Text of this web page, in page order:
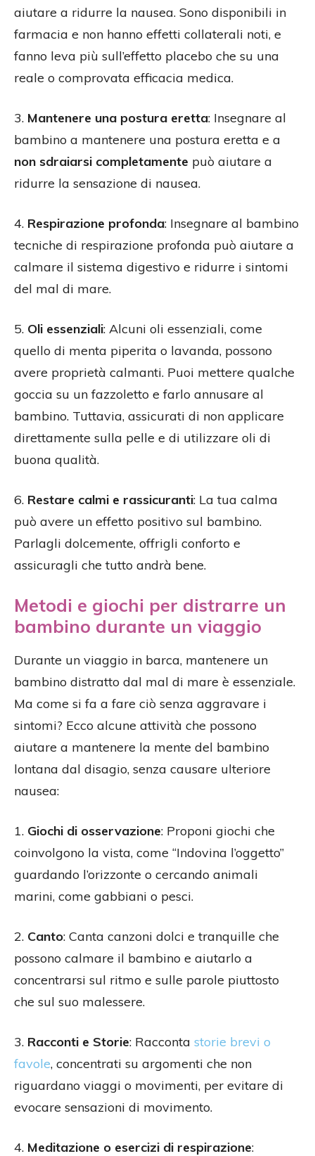
aiutare a ridurre la nausea. Sono disponibili in
farmacia e non hanno effetti collaterali noti, e
fanno leva più sull’effetto placebo che su una
reale o comprovata efficacia medica.
3. Mantenere una postura eretta: Insegnare al
bambino a mantenere una postura eretta e a
non sdraiarsi completamente può aiutare a
ridurre la sensazione di nausea.
4. Respirazione profonda: Insegnare al bambino
tecniche di respirazione profonda può aiutare a
calmare il sistema digestivo e ridurre i sintomi
del mal di mare.
5. Oli essenziali: Alcuni oli essenziali, come
quello di menta piperita o lavanda, possono
avere proprietà calmanti. Puoi mettere qualche
goccia su un fazzoletto e farlo annusare al
bambino. Tuttavia, assicurati di non applicare
direttamente sulla pelle e di utilizzare oli di
buona qualità.
6. Restare calmi e rassicuranti: La tua calma
può avere un effetto positivo sul bambino.
Parlagli dolcemente, offrigli conforto e
assicuragli che tutto andrà bene.
Metodi e giochi per distrarre un
bambino durante un viaggio
Durante un viaggio in barca, mantenere un
bambino distratto dal mal di mare è essenziale.
Ma come si fa a fare ciò senza aggravare i
sintomi? Ecco alcune attività che possono
aiutare a mantenere la mente del bambino
lontana dal disagio, senza causare ulteriore
nausea:
1. Giochi di osservazione: Proponi giochi che
coinvolgono la vista, come “Indovina l’oggetto”
guardando l’orizzonte o cercando animali
marini, come gabbiani o pesci.
2. Canto: Canta canzoni dolci e tranquille che
possono calmare il bambino e aiutarlo a
concentrarsi sul ritmo e sulle parole piuttosto
che sul suo malessere.
3. Racconti e Storie: Racconta storie brevi o
favole, concentrati su argomenti che non
riguardano viaggi o movimenti, per evitare di
evocare sensazioni di movimento.
4. Meditazione o esercizi di respirazione: